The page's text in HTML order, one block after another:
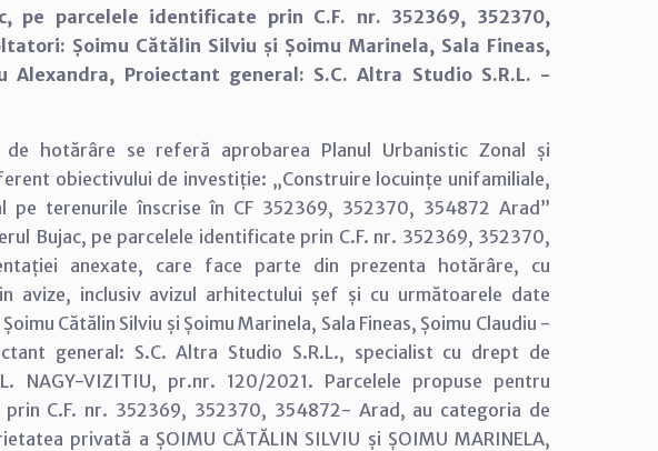
pe parcelele identificate prin C.F. nr. 352369, 352370,
Șoimu Cătălin Silviu și Șoimu Marinela, Sala Fineas,
Alexandra, Proiectant general: S.C. Altra Studio S.R.L. -
hotărâre se referă aprobarea Planul Urbanistic Zonal și
obiectivului de investiție: „Construire locuințe unifamiliale,
terenurile înscrise în CF 352369, 352370, 354872 Arad”
Bujac, pe parcelele identificate prin C.F. nr. 352369, 352370,
anexate, care face parte din prezenta hotărâre, cu
avize, inclusiv avizul arhitectului șef și cu următoarele date
Cătălin Silviu și Șoimu Marinela, Sala Fineas, Șoimu Claudiu -
general: S.C. Altra Studio S.R.L., specialist cu drept de
NAGY-VIZITIU, pr.nr. 120/2021. Parcelele propuse pentru
C.F. nr. 352369, 352370, 354872- Arad, au categoria de
privată a ȘOIMU CĂTĂLIN SILVIU și ȘOIMU MARINELA,